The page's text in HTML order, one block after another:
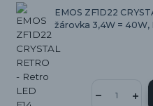
EMOS ZF1D22
žárovka 3,4W =